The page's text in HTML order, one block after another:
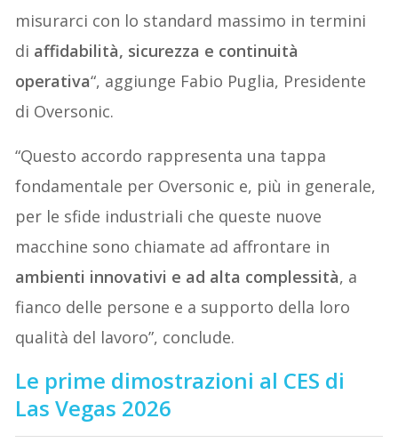
misurarci con lo standard massimo in termini
di affidabilità, sicurezza e continuità
operativa“, aggiunge Fabio Puglia, Presidente
di Oversonic.
“Questo accordo rappresenta una tappa
fondamentale per Oversonic e, più in generale,
per le sfide industriali che queste nuove
macchine sono chiamate ad affrontare in
ambienti innovativi e ad alta complessità, a
fianco delle persone e a supporto della loro
qualità del lavoro”, conclude.
Le prime dimostrazioni al CES di
Las Vegas 2026